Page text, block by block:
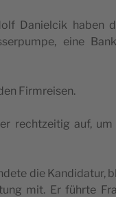
Daniel­cik haben
eine
Firmreisen.
recht­zei­tig auf,
die Kan­di­da­tur,
mit. Er führ­te